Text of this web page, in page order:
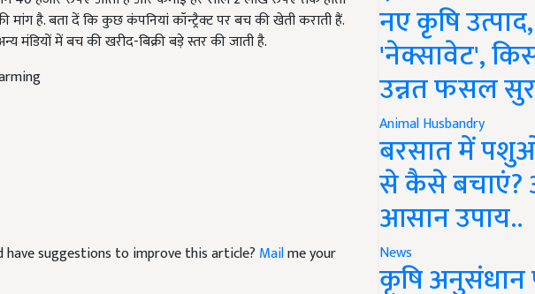
मंडियों में बच की खरीद-बिक्री बड़े स्तर की जाती है.
नए कृषि
'नेक्सावेट',
उन्नत फसल
Animal Husbandry
बरसात में पशुओं
से कैसे बचाएं?
आसान उपाय..
News
कृषि अनुसंधान